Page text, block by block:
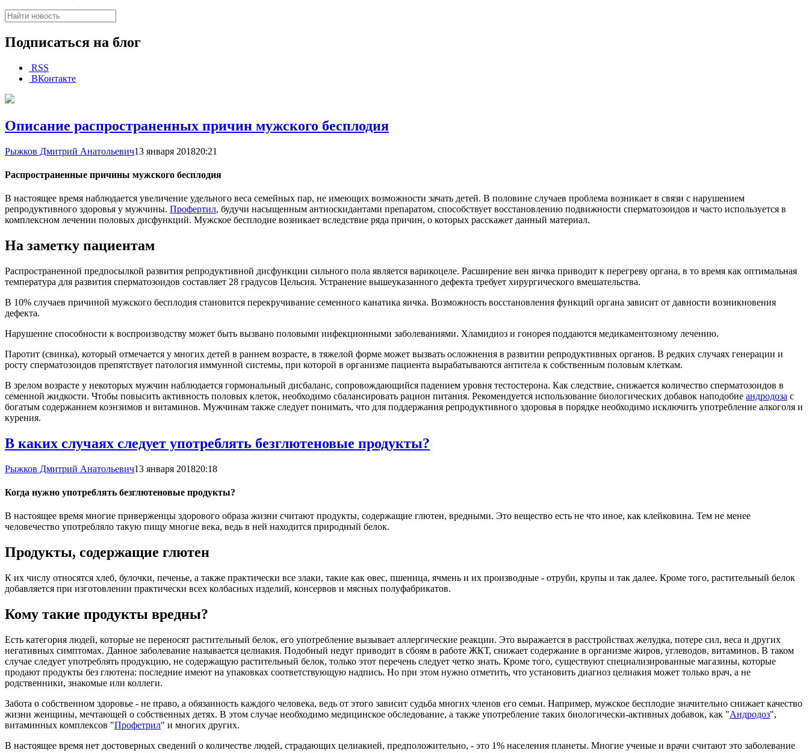
Подписаться на блог
RSS
ВКонтакте
Описание распространенных причин мужского бесплодия
Рыжков Дмитрий Анатольевич13 января 201820:21
Распространенные причины мужского бесплодия
В настоящее время наблюдается увеличение удельного веса семейных пар, не имеющих возможности зачать детей. В половине случаев проблема возникает в связи с нарушением
репродуктивного здоровья у мужчины. Профертил, будучи насыщенным антиоскидантами препаратом, способствует восстановлению подвижности сперматозоидов и часто используется в
комплексном лечении половых дисфункций. Мужское бесплодие возникает вследствие ряда причин, о которых расскажет данный материал.
На заметку пациентам
Распространенной предпосылкой развития репродуктивной дисфункции сильного пола является варикоцеле. Расширение вен яичка приводит к перегреву органа, в то время как оптимальная
температура для развития сперматозоидов составляет 28 градусов Цельсия. Устранение вышеуказанного дефекта требует хирургического вмешательства.
В 10% случаев причиной мужского бесплодия становится перекручивание семенного канатика яичка. Возможность восстановления функций органа зависит от давности возникновения
дефекта.
Нарушение способности к воспроизводству может быть вызвано половыми инфекционными заболеваниями. Хламидиоз и гонорея поддаются медикаментозному лечению.
Паротит (свинка), который отмечается у многих детей в раннем возрасте, в тяжелой форме может вызвать осложнения в развитии репродуктивных органов. В редких случаях генерации и
росту сперматозоидов препятствует патология иммунной системы, при которой в организме пациента вырабатываются антитела к собственным половым клеткам.
В зрелом возрасте у некоторых мужчин наблюдается гормональный дисбаланс, сопровождающийся падением уровня тестостерона. Как следствие, снижается количество сперматозоидов в
семенной жидкости. Чтобы повысить активность половых клеток, необходимо сбалансировать рацион питания. Рекомендуется использование биологических добавок наподобие андродоза с
богатым содержанием коэнзимов и витаминов. Мужчинам также следует понимать, что для поддержания репродуктивного здоровья в порядке необходимо исключить употребление алкоголя и
курения.
В каких случаях следует употреблять безглютеновые продукты?
Рыжков Дмитрий Анатольевич13 января 201820:18
Когда нужно употреблять безглютеновые продукты?
В настоящее время многие приверженцы здорового образа жизни считают продукты, содержащие глютен, вредными. Это вещество есть не что иное, как клейковина. Тем не менее
человечество употребляло такую пищу многие века, ведь в ней находится природный белок.
Продукты, содержащие глютен
К их числу относятся хлеб, булочки, печенье, а также практически все злаки, такие как овес, пшеница, ячмень и их производные - отруби, крупы и так далее. Кроме того, растительный белок
добавляется при изготовлении практически всех колбасных изделий, консервов и мясных полуфабрикатов.
Кому такие продукты вредны?
Есть категория людей, которые не переносят растительный белок, его употребление вызывает аллергические реакции. Это выражается в расстройствах желудка, потере сил, веса и других
негативных симптомах. Данное заболевание называется целиакия. Подобный недуг приводит в сбоям в работе ЖКТ, снижает содержание в организме жиров, углеводов, витаминов. В таком
случае следует употреблять продукцию, не содержащую растительный белок, только этот перечень следует четко знать. Кроме того, существуют специализированные магазины, которые
продают продукты без глютена: последние имеют на упаковках соответствующую надпись. Но при этом нужно отметить, что установить диагноз целиакия может только врач, а не
родственники, знакомые или коллеги.
Забота о собственном здоровье - не право, а обязанность каждого человека, ведь от этого зависит судьба многих членов его семьи. Например, мужское бесплодие значительно снижает качество
жизни женщины, мечтающей о собственных детях. В этом случае необходимо медицинское обследование, а также употребление таких биологически-активных добавок, как "Андродоз",
витаминных комплексов "Профетрил" и многих других.
В настоящее время нет достоверных сведений о количестве людей, страдающих целиакией, предположительно, - это 1% населения планеты. Многие ученые и врачи считают это заболевание